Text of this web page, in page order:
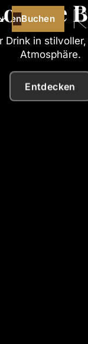
Buchen
Drink in
Atmosphäre.
Entdecken